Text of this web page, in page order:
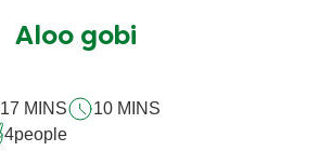
soumise
recipe
Aloo gobi
17 MINS
10 MINS
4people